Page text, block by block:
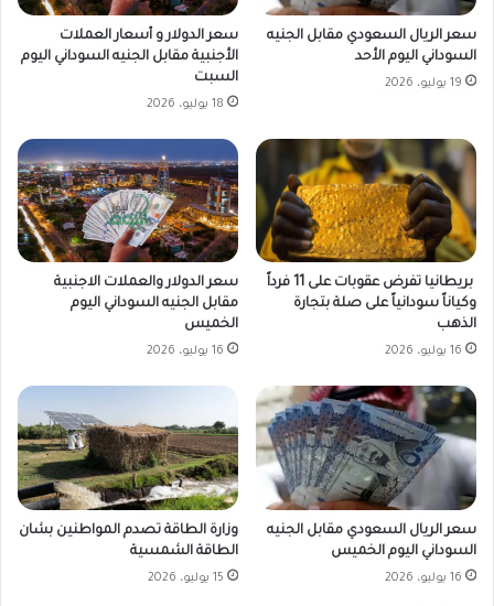
سعر الريال السعودي مقابل الجنيه
السوداني اليوم الأحد
19 يوليو، 2026
سعر الدولار و أسعار العملات
الأجنبية مقابل الجنيه السوداني اليوم
السبت
18 يوليو، 2026
بريطانيا تفرض عقوبات على 11 فرداً
وكياناً سودانياً على صلة بتجارة
الذهب
16 يوليو، 2026
سعر الدولار والعملات الاجنبية
مقابل الجنيه السوداني اليوم
الخميس
16 يوليو، 2026
سعر الريال السعودي مقابل الجنيه
السوداني اليوم الخميس
16 يوليو، 2026
وزارة الطاقة تصدم المواطنين بشان
الطاقة الشمسية
15 يوليو، 2026